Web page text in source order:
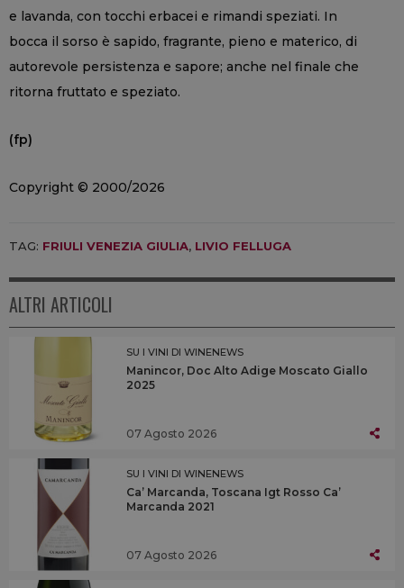
e lavanda, con tocchi erbacei e rimandi speziati. In
bocca il sorso è sapido, fragrante, pieno e materico, di
autorevole persistenza e sapore; anche nel finale che
ritorna fruttato e speziato.
(fp)
Copyright © 2000/2026
TAG: FRIULI VENEZIA GIULIA, LIVIO FELLUGA
ALTRI ARTICOLI
SU I VINI DI WINENEWS
Manincor, Doc Alto Adige Moscato Giallo
2025
07 Agosto 2026
SU I VINI DI WINENEWS
Ca’ Marcanda, Toscana Igt Rosso Ca’
Marcanda 2021
07 Agosto 2026